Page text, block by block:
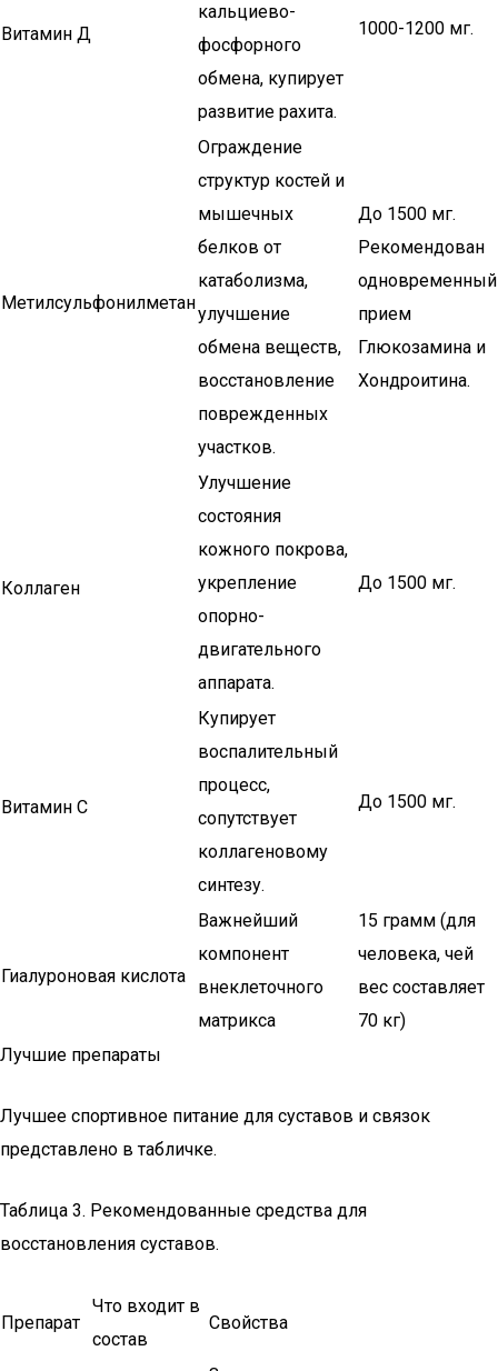
Витамин Д
кальциево-
фосфорного
обмена, купирует
развитие рахита.
1000-1200 мг.
Метилсульфонилметан
Ограждение
структур костей и
мышечных
белков от
катаболизма,
улучшение
обмена веществ,
восстановление
поврежденных
участков.
До 1500 мг.
Рекомендован
одновременный
прием
Глюкозамина и
Хондроитина.
Коллаген
Улучшение
состояния
кожного покрова,
укрепление
опорно-
двигательного
аппарата.
До 1500 мг.
Витамин С
Купирует
воспалительный
процесс,
сопутствует
коллагеновому
синтезу.
До 1500 мг.
Гиалуроновая кислота
Важнейший
компонент
внеклеточного
матрикса
15 грамм (для
человека, чей
вес составляет
70 кг)
Лучшие препараты
Лучшее спортивное питание для суставов и связок
представлено в табличке.
Таблица 3. Рекомендованные средства для
восстановления суставов.
Препарат
Что входит в
состав
Свойства